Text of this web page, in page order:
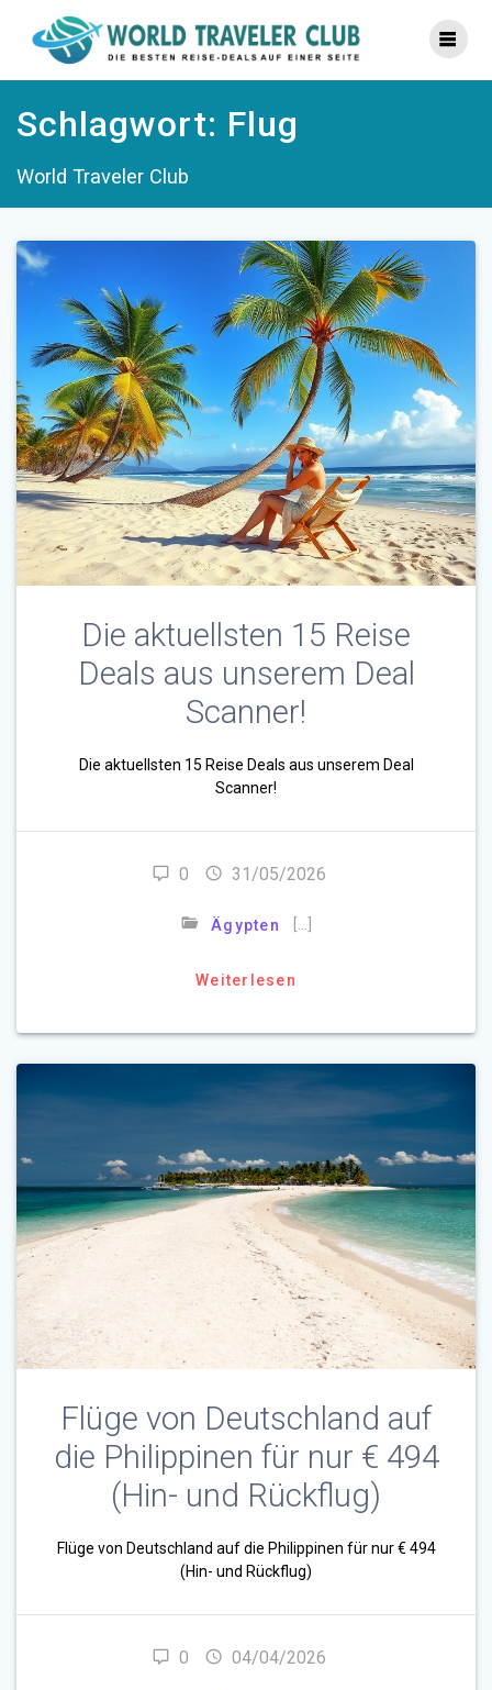
Inhalt
springen
Schlagwort: Flug
World Traveler Club
Die aktuellsten 15 Reise
Deals aus unserem Deal
Scanner!
Die aktuellsten 15 Reise Deals aus unserem Deal
Scanner!
0 31/05/2026
Ägypten […]
Weiterlesen
Flüge von Deutschland auf
die Philippinen für nur € 494
(Hin- und Rückflug)
Flüge von Deutschland auf die Philippinen für nur € 494
(Hin- und Rückflug)
0 04/04/2026